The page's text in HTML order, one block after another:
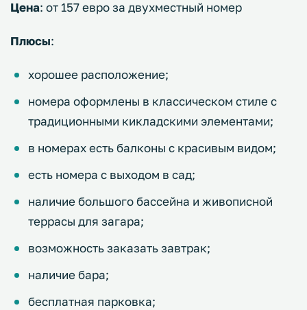
Цена: от 157 евро за двухместный номер
Плюсы:
хорошее расположение;
номера оформлены в классическом стиле с
традиционными кикладскими элементами;
в номерах есть балконы с красивым видом;
есть номера с выходом в сад;
наличие большого бассейна и живописной
террасы для загара;
возможность заказать завтрак;
наличие бара;
бесплатная парковка;